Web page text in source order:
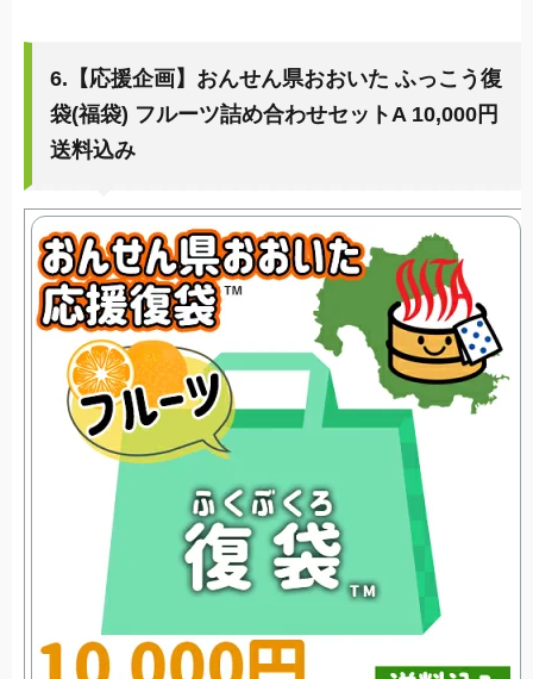
6.【応援企画】おんせん県おおいた ふっこう復
袋(福袋) フルーツ詰め合わせセットA 10,000円
送料込み